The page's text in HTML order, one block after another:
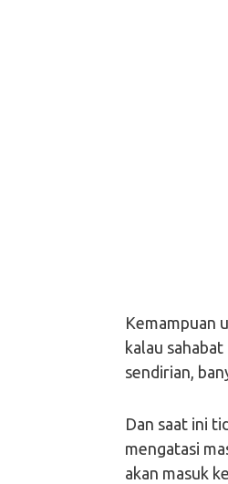
Kemampuan
kalau
sendirian,
Dan saat ini
mengatasi
akan masuk